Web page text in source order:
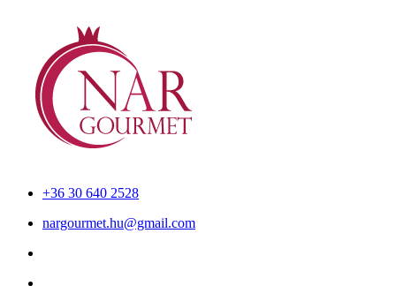
+36 30 640 2528
nargourmet.hu@gmail.com